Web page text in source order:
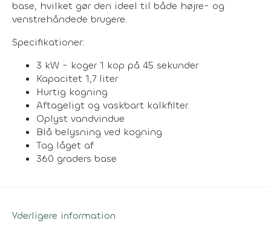
base, hvilket gør den ideel til både højre- og
venstrehåndede brugere.
Specifikationer:
3 kW - koger 1 kop på 45 sekunder
Kapacitet 1,7 liter
Hurtig kogning
Aftageligt og vaskbart kalkfilter.
Oplyst vandvindue
Blå belysning ved kogning
Tag låget af
360 graders base
Yderligere information